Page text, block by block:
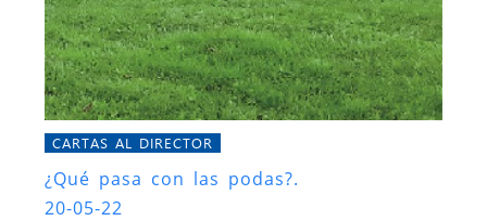
CARTAS AL DIRECTOR
¿Qué pasa con las podas?.
20-05-22